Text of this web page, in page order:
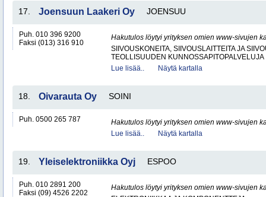
17. Joensuun Laakeri Oy JOENSUU
Puh. 010 396 9200
Faksi (013) 316 910
Hakutulos löytyi yrityksen omien www-sivujen
SIIVOUSKONEITA, SIIVOUSLAITTEITA JA
TEOLLISUUDEN KUNNOSSAPITOPALVELUJA
Lue lisää..
Näytä kartalla
18. Oivarauta Oy SOINI
Puh. 0500 265 787
Hakutulos löytyi yrityksen omien www-sivujen
Lue lisää..
Näytä kartalla
19. Yleiselektroniikka Oyj ESPOO
Puh. 010 2891 200
Faksi (09) 4526 2202
Hakutulos löytyi yrityksen omien www-sivujen